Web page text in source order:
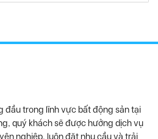
đầu trong lĩnh vực bất động sản tại
quý khách sẽ được hưởng dịch vụ
nghiệp, luôn đặt nhu cầu và trải